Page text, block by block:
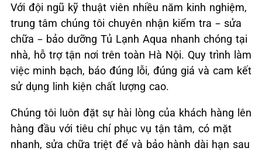
Với đội ngũ kỹ thuật viên nhiều năm kinh nghiệm,
trung tâm chúng tôi chuyên nhận kiểm tra – sửa
chữa – bảo dưỡng Tủ Lạnh Aqua nhanh chóng tại
nhà, hỗ trợ tận nơi trên toàn Hà Nội. Quy trình làm
việc minh bạch, báo đúng lỗi, đúng giá và cam kết
sử dụng linh kiện chất lượng cao.
Chúng tôi luôn đặt sự hài lòng của khách hàng lên
hàng đầu với tiêu chí phục vụ tận tâm, có mặt
nhanh, sửa chữa triệt để và bảo hành dài hạn sau